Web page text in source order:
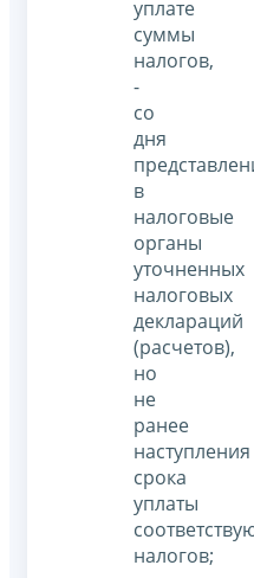
уплате
суммы
налогов,
-
со
дня
в
налоговые
органы
уточненных
налоговых
деклараций
(расчетов),
но
не
ранее
наступления
срока
уплаты
налогов;